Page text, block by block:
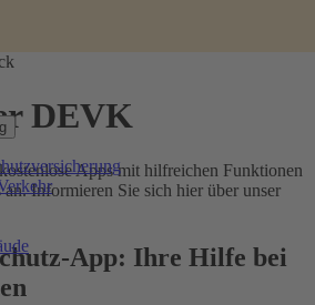
DEVK
Apps mit hilfreichen Funktionen
Informieren Sie sich hier über unser
App: Ihre Hilfe bei